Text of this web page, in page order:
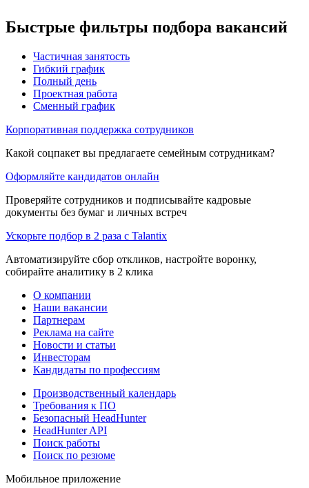
Быстрые фильтры подбора вакансий
Частичная занятость
Гибкий график
Полный день
Проектная работа
Сменный график
Корпоративная поддержка сотрудников
Какой соцпакет вы предлагаете семейным сотрудникам?
Оформляйте кандидатов онлайн
Проверяйте сотрудников и подписывайте кадровые
документы без бумаг и личных встреч
Ускорьте подбор в 2 раза с Talantix
Автоматизируйте сбор откликов, настройте воронку,
собирайте аналитику в 2 клика
О компании
Наши вакансии
Партнерам
Реклама на сайте
Новости и статьи
Инвесторам
Кандидаты по профессиям
Производственный календарь
Требования к ПО
Безопасный HeadHunter
HeadHunter API
Поиск работы
Поиск по резюме
Мобильное приложение